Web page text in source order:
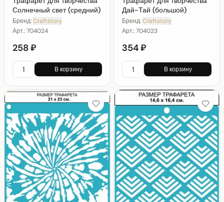
Солнечный свет (средний)
Бренд:Craftstory
Арт.:704024
258 ₽
В корзину
Дай-Тай (большой)
Бренд:Craftstory
Арт.:704023
354 ₽
В корзину